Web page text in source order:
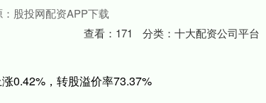
股投网配资APP下载
查看： 171 分类： 十大配资公司平台
0.42%，转股溢价率73.37%